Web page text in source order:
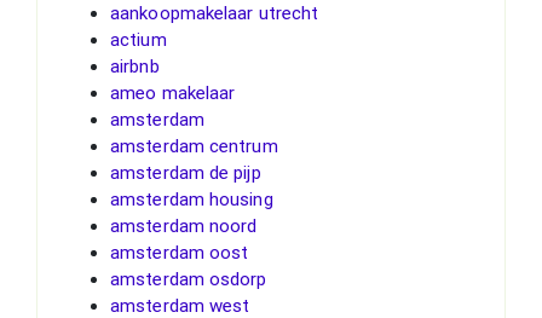
aankoopmakelaar utrecht
actium
airbnb
ameo makelaar
amsterdam
amsterdam centrum
amsterdam de pijp
amsterdam housing
amsterdam noord
amsterdam oost
amsterdam osdorp
amsterdam west